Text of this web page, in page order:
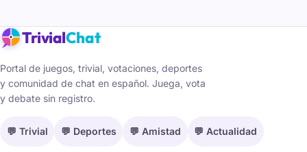
TrivialChat
Portal de juegos, trivial, votaciones, deportes
y comunidad de chat en español. Juega, vota
y debate sin registro.
💬 Trivial 💬 Deportes 💬 Amistad 💬 Actualidad